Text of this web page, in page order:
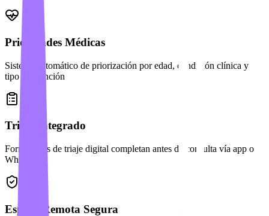
Prioridades Médicas
Sistema automático de priorización por edad, condición clínica y
tipo de atención
Triaje Integrado
Formularios de triaje digital completan antes de consulta vía app o
WhatsApp
Espera Remota Segura